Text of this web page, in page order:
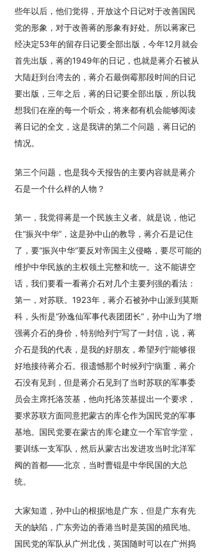
些年以后，他们觉得，开放这个日记对于改善国民
党的形象，对于改善蒋的形象有好处。所以蒋家已
经决定53年的留存日记要全部出版，今年12月就会
首先出版，蒋的1949年的日记，也就是蒋介石被从
大陆赶到台湾去的，蒋介石最倒霉那段时间的日记
要出版，三年之后，蒋的日记要全部出版，所以我
想我们在座的每一个听众，将来都有机会能够阅读
蒋日记的全文，这是我讲的第二个问题，蒋日记的
情况。
第三个问题，也是我今天报告的主要内容就是蒋介
石是一个什么样的人物？
第一，我觉得蒋是一个民族主义者。就是说，他记
住“振兴中华”，这是孙中山的教导，蒋介石是记住
了，要“振兴中华”要反对帝国主义侵略，要尽可能的
维护中华民族的主权领土完整和统一。这不能讲空
话，我们要看一看蒋介石对几个主要列强的看法：
第一，对苏联。1923年，蒋介石被孙中山派到莫斯
科，头衔是“孙逸仙军事代表团团长”，孙中山为了增
强蒋介石的身价，特别给列宁写了一封信，说，蒋
介石是我的代表，是我的好朋友，希望列宁能够很
好地接待蒋介石。很遗憾那个时候列宁病重，蒋介
石没有见到，但是蒋介石见到了当时苏联的军事委
员会主席托洛茨基，他向托洛茨基提出一个要求，
要求苏联方面同意把蒙古的库仑作为国民党的军事
基地。国民党要在蒙古的库仑建立一个军官学堂，
要训练一支军队，然后从蒙古出发进攻当时北洋军
阀的首都——北京，当时曹锟是中华民国的大总
统。
大家知道，孙中山的根据地是广东，但是广东有先
天的缺陷，广东旁边的香港当时是英国的殖民地。
国民党的军队从广州北伐，英国随时可以在广州捣